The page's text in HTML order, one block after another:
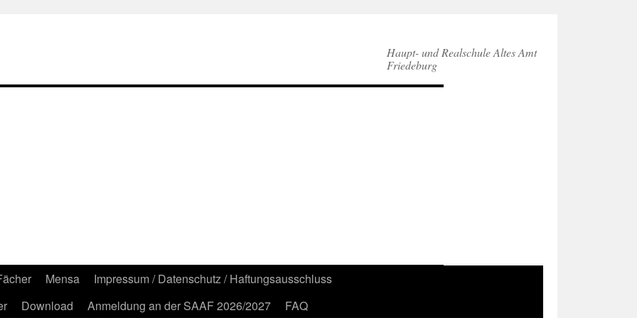
Haupt- und Realschule Altes Amt
Friedeburg
Mensa
Impressum / Datenschutz / Haftungsausschluss
Download Anmeldung an der SAAF 2026/2027 FAQ